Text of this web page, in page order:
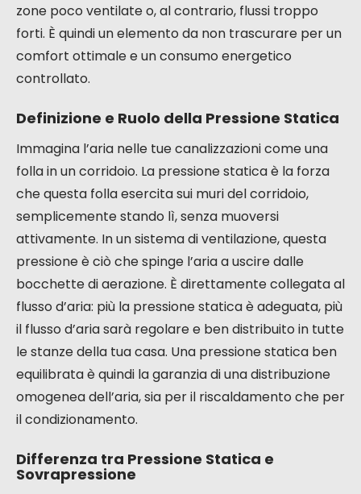
zone poco ventilate o, al contrario, flussi troppo
forti. È quindi un elemento da non trascurare per un
comfort ottimale e un consumo energetico
controllato.
Definizione e Ruolo della Pressione Statica
Immagina l’aria nelle tue canalizzazioni come una
folla in un corridoio. La pressione statica è la forza
che questa folla esercita sui muri del corridoio,
semplicemente stando lì, senza muoversi
attivamente. In un sistema di ventilazione, questa
pressione è ciò che spinge l’aria a uscire dalle
bocchette di aerazione. È direttamente collegata al
flusso d’aria: più la pressione statica è adeguata, più
il flusso d’aria sarà regolare e ben distribuito in tutte
le stanze della tua casa. Una pressione statica ben
equilibrata è quindi la garanzia di una distribuzione
omogenea dell’aria, sia per il riscaldamento che per
il condizionamento.
Differenza tra Pressione Statica e
Sovrapressione